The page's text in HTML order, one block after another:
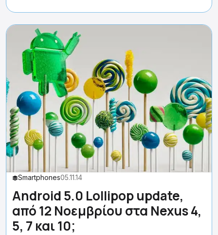
Smartphones05.11.14
Android 5.0 Lollipop update,
από 12 Νοεμβρίου στα Nexus 4,
5, 7 και 10;